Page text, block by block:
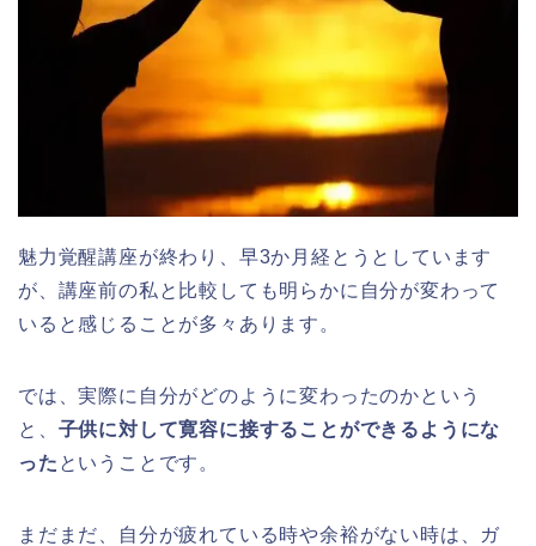
魅力覚醒講座が終わり、早3か月経とうとしています
が、講座前の私と比較しても明らかに自分が変わって
いると感じることが多々あります。
では、実際に自分がどのように変わったのかという
と、 子供に対して寛容に接することができるようにな
った ということです。
まだまだ、自分が疲れている時や余裕がない時は、ガ